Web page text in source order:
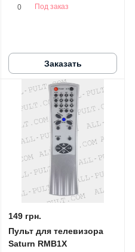
0 Под заказ
Заказать
149 грн.
Пульт для телевизора
Saturn RMB1X